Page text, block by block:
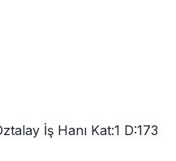
İş Hanı Kat:1 D:173